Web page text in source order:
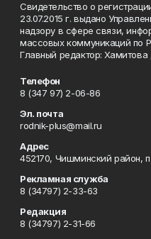
Свидетельство о
23.07.2015 г. выдано
надзору в сфере связи,
массовых коммуникаций по
Главный редактор:
Телефон
8 (347 97) 2-06-86
Эл. почта
rodnik-plus@mail.ru
Адрес
452170, Чишминский район,
Рекламная служба
8 (34797) 2-33-63
Редакция
8 (34797) 2-31-66